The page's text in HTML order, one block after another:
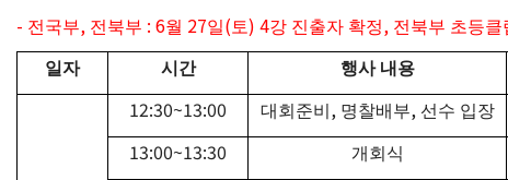
- 전국부, 전북부 : 6월 27일( 토) 4강 진출자 확정, 전북부 초등클
일자 시간 행사 내용
12:30~13:00 대회준비 , 명찰배부, 선수 입장
13:00~13:30 개회식